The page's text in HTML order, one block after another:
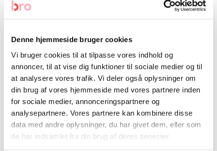
Denne hjemmeside bruger cookies
Vi bruger cookies til at tilpasse vores indhold og
annoncer, til at vise dig funktioner til sociale medier og til
at analysere vores trafik. Vi deler også oplysninger om
din brug af vores hjemmeside med vores partnere inden
for sociale medier, annonceringspartnere og
analysepartnere. Vores partnere kan kombinere disse
data med andre oplysninger, du har givet dem, eller som
de har indsamlet fra din brug af deres tjenester.
Sammen med TMF udviklede vi et tre-dages workshop med
fokus på, hvordan man kan arbejde med nudging og
By Redaktionen
Case
Nudge for bedre samtaler mellem patienter og
sundhedspersonale